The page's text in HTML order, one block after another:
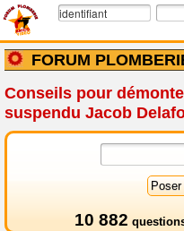
FORUM
Conseils pour
suspendu Jacob
10 882